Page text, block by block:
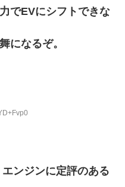
でEVにシフトできな
になるぞ。
ンジンに定評のある